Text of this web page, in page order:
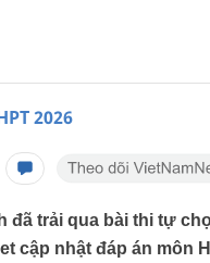
2026
đã trải qua bài thi tự
cập nhật đáp án môn